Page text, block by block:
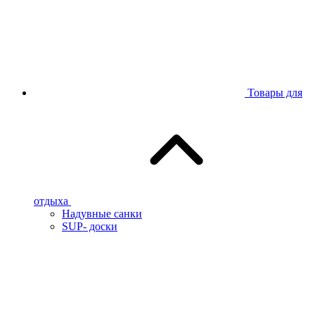
Товары для
отдыха
Надувные санки
SUP- доски